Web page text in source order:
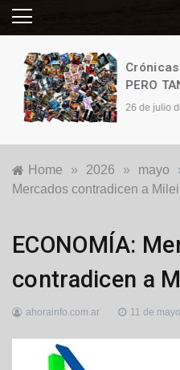
Crónicas
PERO TAN
26 de julio de
Home » 2026 » mayo
Mercados contradicen a
Destacadas ,
Economía ,
ECONOMÍA:
contradicen a
ahorainfo.com.ar 11 de